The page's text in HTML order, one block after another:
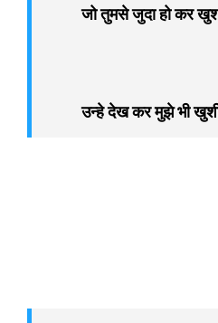
जो तुमसे जुदा हो कर
उन्हे देख कर मुझे भी